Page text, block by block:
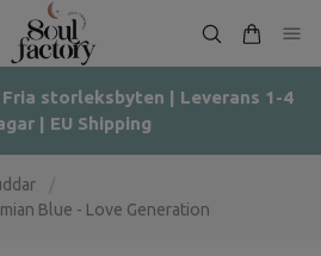
storleksbyten | Leverans 1-4
| EU Shipping
Blue - Love Generation